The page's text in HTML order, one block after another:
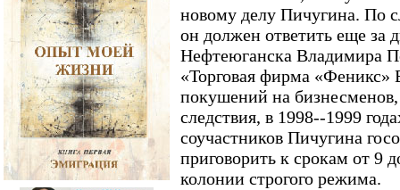
новому делу Пичугина. По
он должен ответить еще за
Нефтеюганска Владимира
«Торговая фирма «Феникс»
покушений на
следствия, в 1998--1999
соучастников Пичугина
приговорить к срокам от 9
колонии строгого режима.